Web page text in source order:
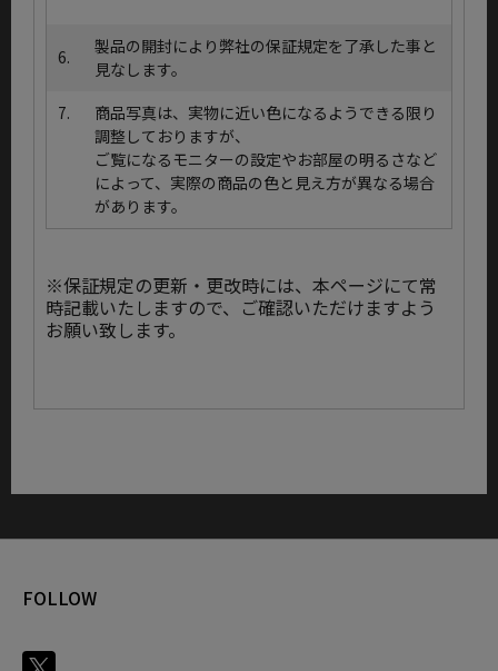
6.
製品の開封により弊社の保証規定を了承した事と
見なします。
7.
商品写真は、実物に近い色になるようできる限り
調整しておりますが、
ご覧になるモニターの設定やお部屋の明るさなど
によって、実際の商品の色と見え方が異なる場合
があります。
※保証規定の更新・更改時には、本ページにて常
時記載いたしますので、ご確認いただけますよう
お願い致します。
FOLLOW